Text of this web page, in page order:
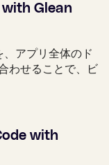
Glean
アプリ全体のド
わせることで、ビ
with